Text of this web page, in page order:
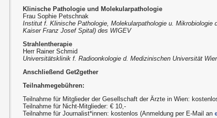
Klinische Pathologie und Molekularpathologie
Frau Sophie Petschnak
Institut f. Klinische Pathologie, Molekularpathologie u. Mikrobiologie
Kaiser Franz Josef Spital) des WIGEV
Strahlentherapie
Herr Rainer Schmid
Universitätsklinik f. Radioonkologie d. Medizinischen Universität
Anschließend Get2gether
Teilnahmegebühren:
Teilnahme für Mitglieder der Gesellschaft der Ärzte in Wien:
Teilnahme für Nicht-Mitglieder: € 10,-
Teilnahme für Journalist*innen: kostenlos (Anmeldung per E-Mail an